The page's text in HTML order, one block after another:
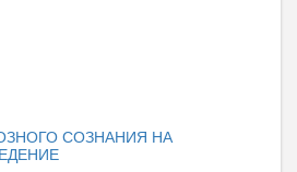
СОЗНАНИЯ НА